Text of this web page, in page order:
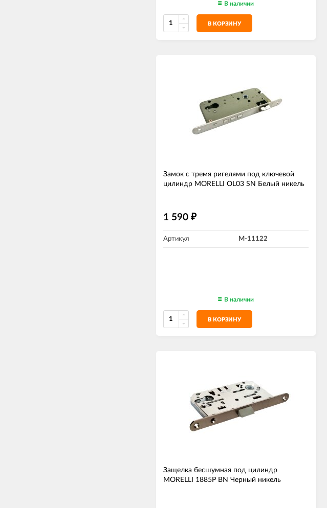
В наличии
В КОРЗИНУ
Замок с тремя ригелями под ключевой
цилиндр MORELLI OL03 SN Белый никель
1 590 ₽
Артикул M-11122
В наличии
В КОРЗИНУ
Защелка бесшумная под цилиндр
MORELLI 1885P BN Черный никель